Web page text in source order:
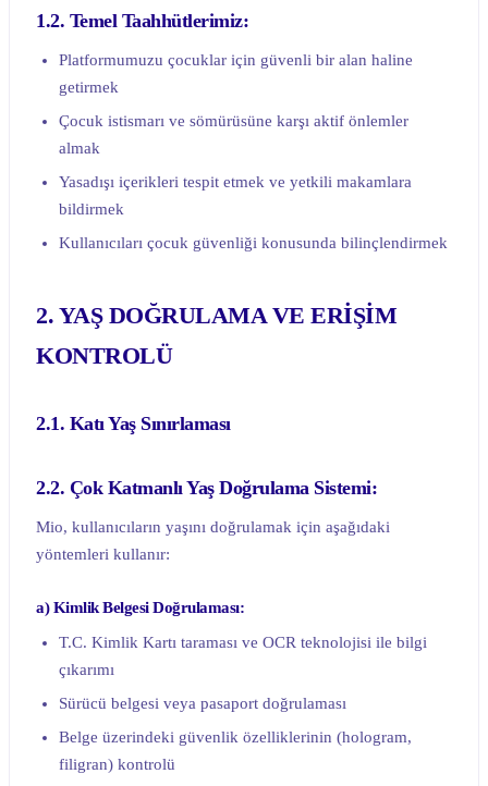
1.2. Temel Taahhütlerimiz:
Platformumuzu çocuklar için güvenli bir alan haline
getirmek
Çocuk istismarı ve sömürüsüne karşı aktif önlemler
almak
Yasadışı içerikleri tespit etmek ve yetkili makamlara
bildirmek
Kullanıcıları çocuk güvenliği konusunda bilinçlendirmek
2. YAŞ DOĞRULAMA VE ERİŞİM
KONTROLÜ
2.1. Katı Yaş Sınırlaması
2.2. Çok Katmanlı Yaş Doğrulama Sistemi:
Mio, kullanıcıların yaşını doğrulamak için aşağıdaki
yöntemleri kullanır:
a) Kimlik Belgesi Doğrulaması:
T.C. Kimlik Kartı taraması ve OCR teknolojisi ile bilgi
çıkarımı
Sürücü belgesi veya pasaport doğrulaması
Belge üzerindeki güvenlik özelliklerinin (hologram,
filigran) kontrolü